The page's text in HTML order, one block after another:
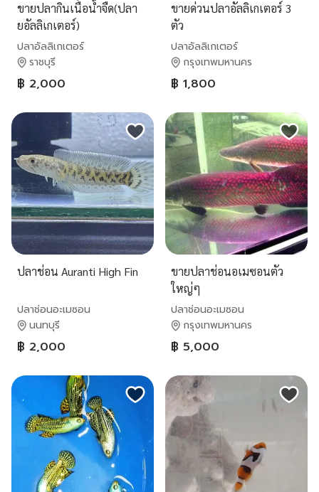
ขายปลากินเนื้อน้ำจืด(ปลา
ยอัลลิเกเตอร์)
ปลาอัลลิเกเตอร์
ราชบุรี
฿ 2,000
ขายด่วนปลาอัลลิเกเตอร์ 3
ตัว
ปลาอัลลิเกเตอร์
กรุงเทพมหานคร
฿ 1,800
ปลาช่อน Auranti High Fin
ปลาช่อนอะเมซอน
นนทบุรี
฿ 2,000
ขายปลาช่อนอเมซอนตัว
ใหญ่ๆ
ปลาช่อนอะเมซอน
กรุงเทพมหานคร
฿ 5,000